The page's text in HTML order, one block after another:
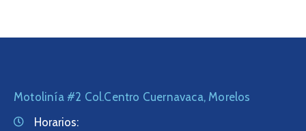
Motolinía #2 Col.Centro Cuernavaca, Morelos
Horarios: